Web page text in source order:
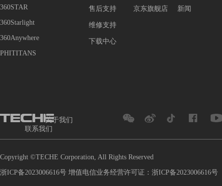
360STAR
360Starlight
360Anywhere
PHITITANS
售后支持
维修支持
下载中心
京东旗舰店 新闻
关于我们
联系我们
Copyright ©TECHE Corporation, All Rights Reserved
浙ICP备2023006616号 增值电信业务经营许可证：浙ICP备2023006616号